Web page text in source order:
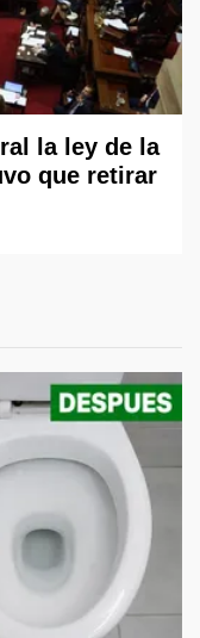
la ley de la
que retirar